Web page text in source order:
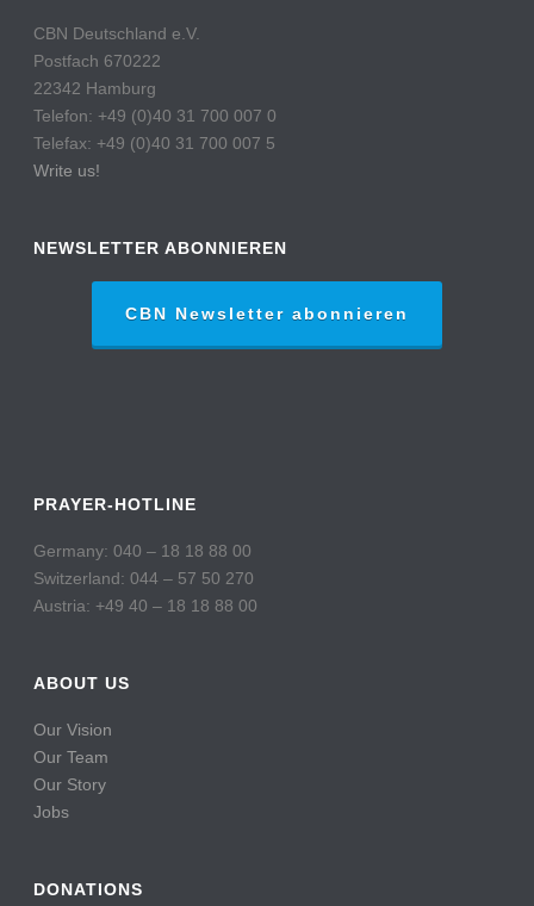
CBN Deutschland e.V.
Postfach 670222
22342 Hamburg
Telefon: +49 (0)40 31 700 007 0
Telefax: +49 (0)40 31 700 007 5
Write us!
NEWSLETTER ABONNIEREN
CBN Newsletter abonnieren
PRAYER-HOTLINE
Germany: 040 – 18 18 88 00
Switzerland: 044 – 57 50 270
Austria: +49 40 – 18 18 88 00
ABOUT US
Our Vision
Our Team
Our Story
Jobs
DONATIONS